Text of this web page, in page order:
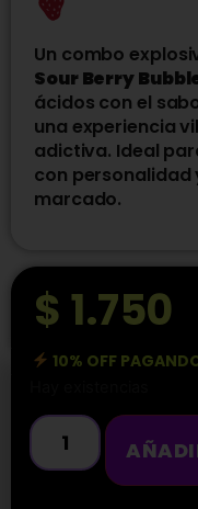
Un combo
Sour Berry
ácidos con el
una experiencia
adictiva. Ideal
con personalidad
marcado.
$ 1.750
10% OFF